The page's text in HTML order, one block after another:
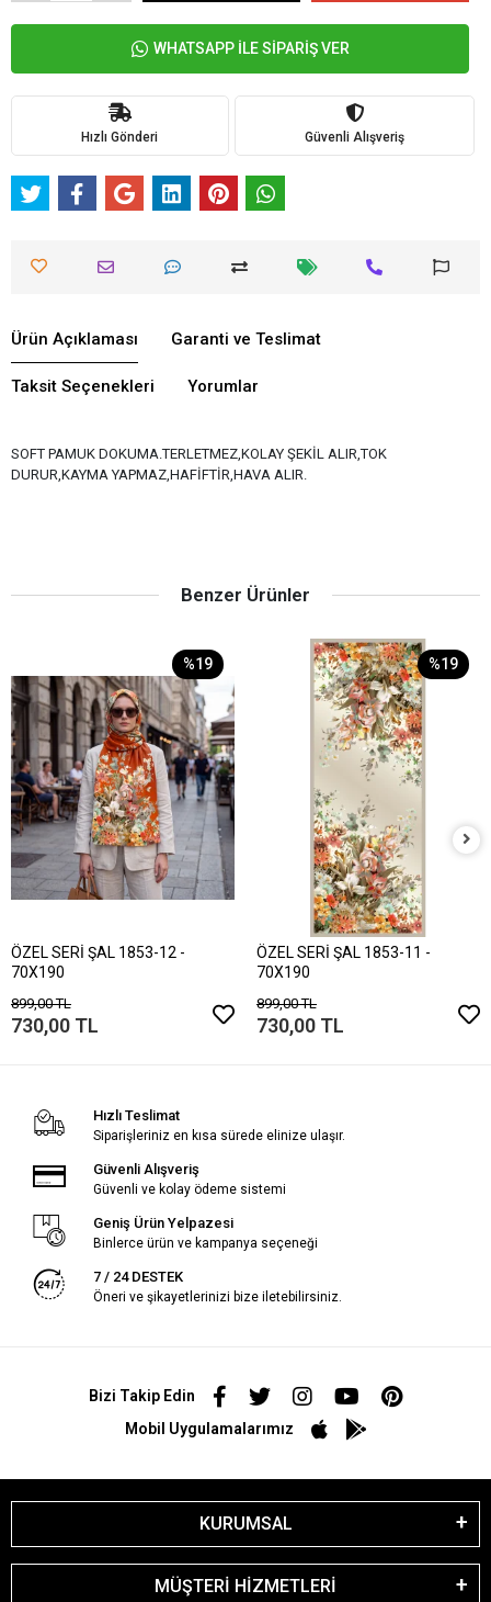
WHATSAPP İLE SİPARİŞ VER
Hızlı Gönderi Güvenli Alışveriş
Ürün Açıklaması Garanti ve Teslimat
Taksit Seçenekleri Yorumlar
SOFT PAMUK DOKUMA.TERLETMEZ,KOLAY ŞEKİL ALIR,TOK
DURUR,KAYMA YAPMAZ,HAFİFTİR,HAVA ALIR.
Benzer Ürünler
%19
ÖZEL SERİ ŞAL 1853-12 -
70X190
899,00 TL
730,00 TL
%19
ÖZEL SERİ ŞAL 1853-11 -
70X190
899,00 TL
730,00 TL
Hızlı Teslimat
Siparişleriniz en kısa sürede elinize ulaşır.
Güvenli Alışveriş
Güvenli ve kolay ödeme sistemi
Geniş Ürün Yelpazesi
Binlerce ürün ve kampanya seçeneği
7 / 24 DESTEK
Öneri ve şikayetlerinizi bize iletebilirsiniz.
Bizi Takip Edin
Mobil Uygulamalarımız
KURUMSAL
MÜŞTERİ HİZMETLERİ